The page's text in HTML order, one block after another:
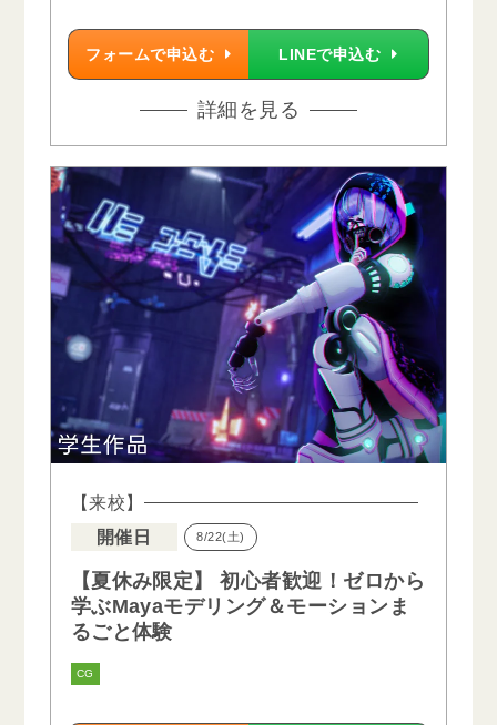
フォームで申込む LINEで申込む
詳細を見る
【来校】
開催日
8/22(土)
【夏休み限定】 初心者歓迎！ゼロから
学ぶMayaモデリング＆モーションま
るごと体験
CG